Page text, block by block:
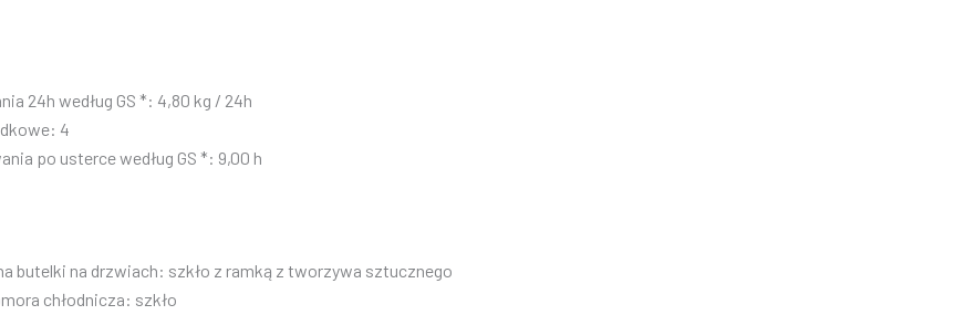
24h według GS *: 4,80 kg / 24h
4
po usterce według GS *: 9,00 h
butelki na drzwiach: szkło z ramką z tworzywa sztucznego
chłodnicza: szkło